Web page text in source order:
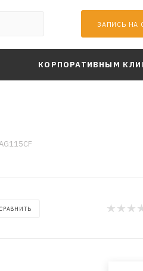
ЗАПИСЬ НА
КОРПОРАТИВНЫМ
СРАВНИТЬ